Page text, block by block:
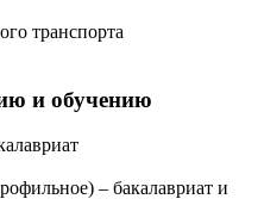
транспорта
и обучению
– бакалавриат и